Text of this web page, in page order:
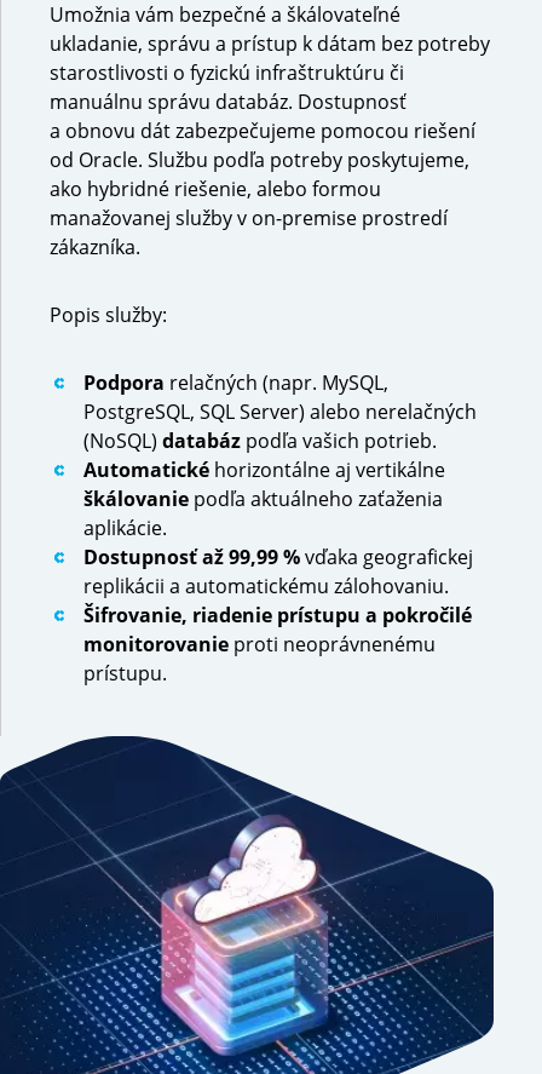
Umožnia vám bezpečné a škálovateľné
ukladanie, správu a prístup k dátam bez potreby
starostlivosti o fyzickú infraštruktúru či
manuálnu správu databáz. Dostupnosť
a obnovu dát zabezpečujeme pomocou riešení
od Oracle. Službu podľa potreby poskytujeme,
ako hybridné riešenie, alebo formou
manažovanej služby v on-premise prostredí
zákazníka.
Popis služby:
Podpora relačných (napr. MySQL,
PostgreSQL, SQL Server) alebo nerelačných
(NoSQL) databáz podľa vašich potrieb.
Automatické horizontálne aj vertikálne
škálovanie podľa aktuálneho zaťaženia
aplikácie.
Dostupnosťaž 99,99 %vďaka geografickej
replikácii a automatickému zálohovaniu.
Šifrovanie, riadenie prístupu a pokročilé
monitorovanie proti neoprávnenému
prístupu.